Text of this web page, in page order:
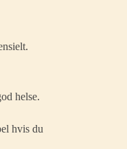
helse.
hvis du